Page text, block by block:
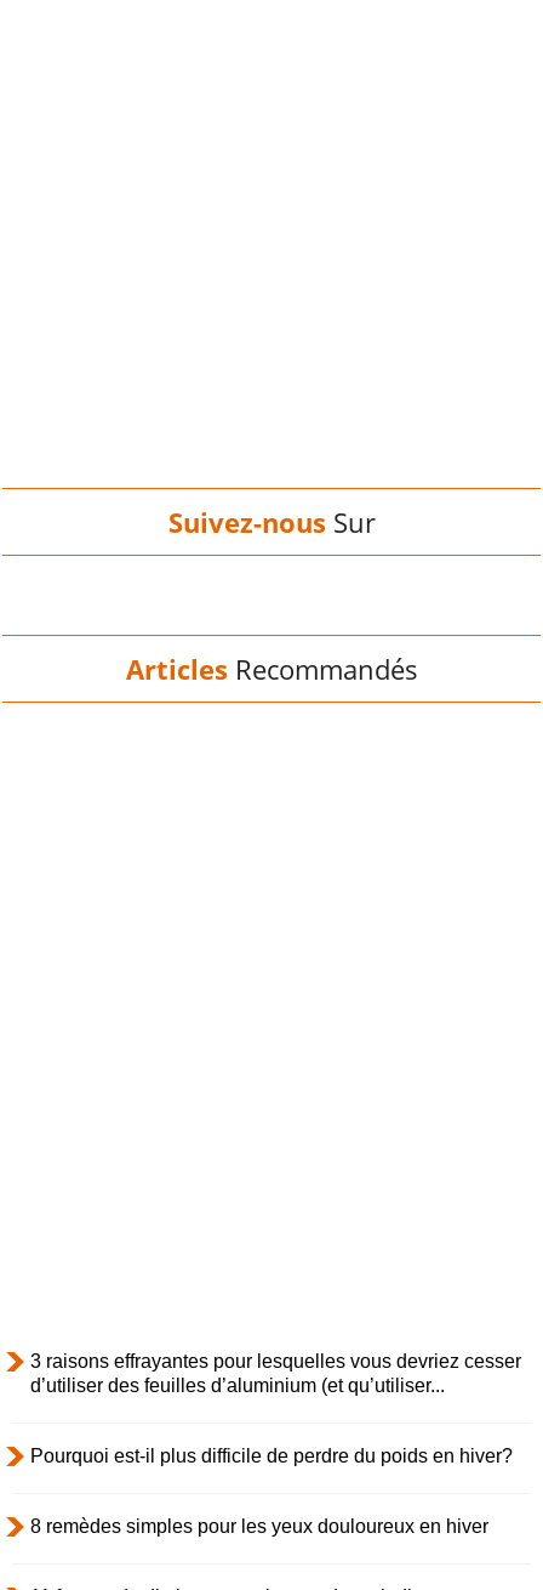
Suivez-nous Sur
Articles Recommandés
3 raisons effrayantes pour lesquelles vous devriez cesser
d’utiliser des feuilles d’aluminium (et qu’utiliser...
Pourquoi est-il plus difficile de perdre du poids en hiver?
8 remèdes simples pour les yeux douloureux en hiver